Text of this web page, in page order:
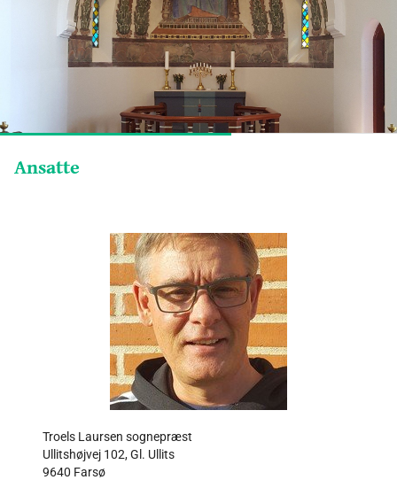
Ansatte
Troels Laursen sognepræst
Ullitshøjvej 102, Gl. Ullits
9640 Farsø